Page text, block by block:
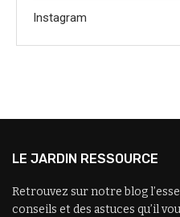
Instagram
LE JARDIN RESSOURCE
Retrouvez sur notre blog
conseils et des astuces qu’il